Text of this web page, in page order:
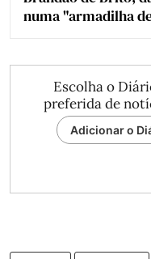
numa "armadilha
Escolha o
preferida de
Adicionar o